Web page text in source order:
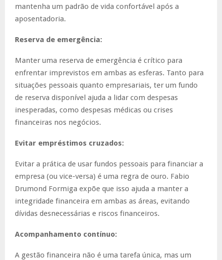
mantenha um padrão de vida confortável após a
aposentadoria.
Reserva de emergência:
Manter uma reserva de emergência é crítico para
enfrentar imprevistos em ambas as esferas. Tanto para
situações pessoais quanto empresariais, ter um fundo
de reserva disponível ajuda a lidar com despesas
inesperadas, como despesas médicas ou crises
financeiras nos negócios.
Evitar empréstimos cruzados:
Evitar a prática de usar fundos pessoais para financiar a
empresa (ou vice-versa) é uma regra de ouro. Fabio
Drumond Formiga expõe que isso ajuda a manter a
integridade financeira em ambas as áreas, evitando
dívidas desnecessárias e riscos financeiros.
Acompanhamento contínuo:
A gestão financeira não é uma tarefa única, mas um